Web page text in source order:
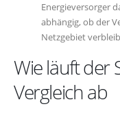
Energieversorger
abhängig, ob der
Netzgebiet
Wie läuft der
Vergleich ab